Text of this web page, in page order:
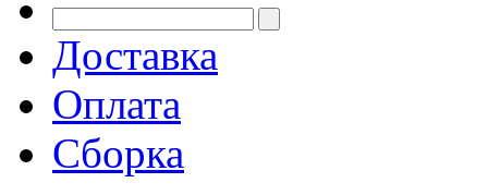
Доставка
Оплата
Сборка